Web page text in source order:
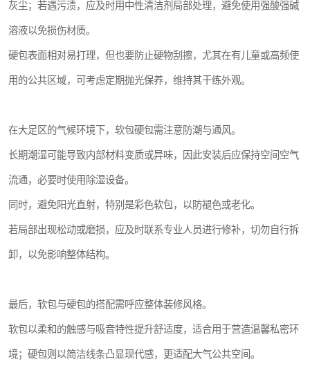
灰尘；若遇污渍，应及时用中性清洁剂局部处理，避免使用强酸强碱
溶液以免损伤材质。
硬包表面相对易打理，但也要防止硬物刮擦，尤其在有儿童或高频使
用的公共区域，可考虑定期抛光保养，维持其干练外观。
在大足区的气候环境下，软包硬包需注意防潮与通风。
长期潮湿可能导致内部材料变质或异味，因此安装后应保持空间空气
流通，必要时使用除湿设备。
同时，避免阳光直射，特别是彩色软包，以防褪色或老化。
若局部出现松动或磨损，应及时联系专业人员进行修补，切勿自行拆
卸，以免影响整体结构。
最后，软包与硬包的搭配需呼应整体装修风格。
软包以柔和的触感与吸音特性提升舒适度，适合用于营造温馨私密环
境；硬包则以简洁线条凸显现代感，更适配大气公共空间。